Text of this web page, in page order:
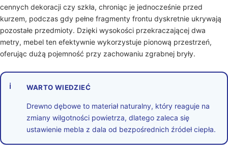
cennych dekoracji czy szkła, chroniąc je jednocześnie przed
kurzem, podczas gdy pełne fragmenty frontu dyskretnie ukrywają
pozostałe przedmioty. Dzięki wysokości przekraczającej dwa
metry, mebel ten efektywnie wykorzystuje pionową przestrzeń,
oferując dużą pojemność przy zachowaniu zgrabnej bryły.
ℹ WARTO WIEDZIEĆ
Drewno dębowe to materiał naturalny, który reaguje na
zmiany wilgotności powietrza, dlatego zaleca się
ustawienie mebla z dala od bezpośrednich źródeł ciepła.